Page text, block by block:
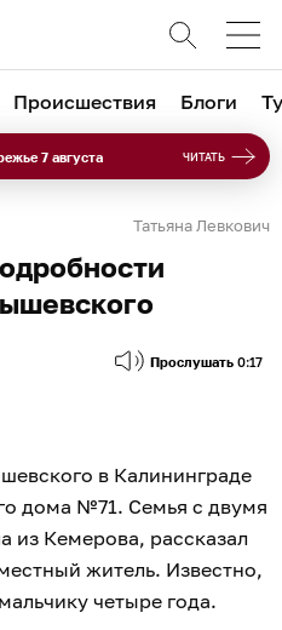
Происшествия Блоги
7 августа ЧИТАТЬ
Татьяна Левкович
Прослушать 0:17
в Калининграде
дома №71. Семья с двумя
из Кемерова, рассказал
житель. Известно,
четыре года.